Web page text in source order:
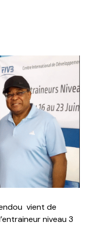
vient de
niveau 3